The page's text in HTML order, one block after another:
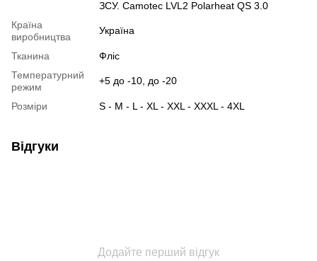
ЗСУ. Camotec LVL2 Polarheat QS 3.0
Країна
виробництва
Україна
Тканина
Фліс
Температурний
режим
+5 до -10, до -20
Розміри S - M - L - XL - XXL - XXXL - 4XL
Відгуки
Додайте перший відгук